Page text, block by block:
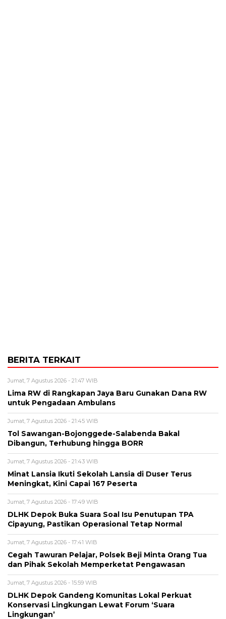
BERITA TERKAIT
Jumat, 7 Agustus 2026 - 21:47 WIB
Lima RW di Rangkapan Jaya Baru Gunakan Dana RW
untuk Pengadaan Ambulans
Jumat, 7 Agustus 2026 - 21:45 WIB
Tol Sawangan-Bojonggede-Salabenda Bakal
Dibangun, Terhubung hingga BORR
Jumat, 7 Agustus 2026 - 21:43 WIB
Minat Lansia Ikuti Sekolah Lansia di Duser Terus
Meningkat, Kini Capai 167 Peserta
Jumat, 7 Agustus 2026 - 17:49 WIB
DLHK Depok Buka Suara Soal Isu Penutupan TPA
Cipayung, Pastikan Operasional Tetap Normal
Jumat, 7 Agustus 2026 - 17:41 WIB
Cegah Tawuran Pelajar, Polsek Beji Minta Orang Tua
dan Pihak Sekolah Memperketat Pengawasan
Jumat, 7 Agustus 2026 - 15:59 WIB
DLHK Depok Gandeng Komunitas Lokal Perkuat
Konservasi Lingkungan Lewat Forum ‘Suara
Lingkungan’